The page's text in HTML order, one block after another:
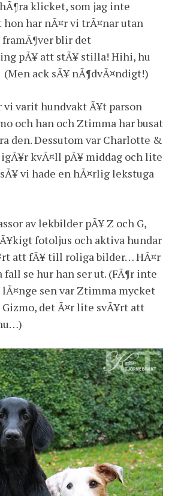
klicket, som jag inte
har nÃ¤r vi trÃ¤nar utan
framÃ¶ver blir det
pÃ¥ att stÃ¥ stilla! Hihi, hu
(Men ack sÃ¥ nÃ¶dvÃ¤ndigt!)
vi varit hundvakt Ã¥t parson
och han och Ztimma har busat
den. Dessutom var Charlotte &
kvÃ¤ll pÃ¥ middag och lite
vi hade en hÃ¤rlig lekstuga
av lekbilder pÃ¥ Z och G,
fotoljus och aktiva hundar
att fÃ¥ till roliga bilder… HÃ¤r
se hur han ser ut. (FÃ¶r inte
sen var Ztimma mycket
det Ã¤r lite svÃ¥rt att